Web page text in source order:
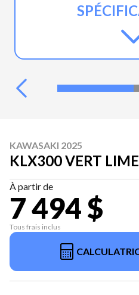
KAWASAKI 2025
KLX300 VERT LIME
À partir de
7 494 $
Tous frais inclus